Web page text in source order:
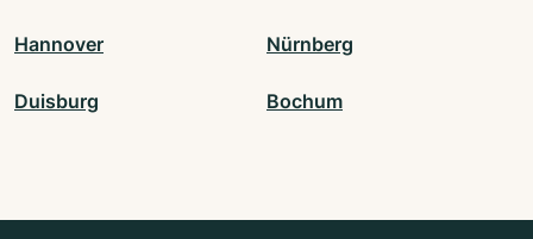
Hannover Nürnberg
Duisburg Bochum